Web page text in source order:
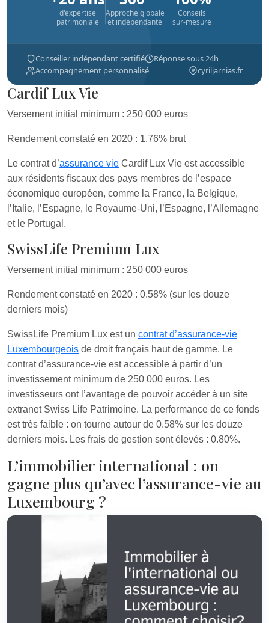
d'expertise
patrimoniale
Approche globale
et indépendante
Conseils
sur-mesure
Conseiller indépendant certifié
Réponse sous 24h
Accompagnement personnalisé
cyriljarnias.fr
Cardif Lux Vie
Versement initial minimum : 250 000 euros
Rendement constaté en 2020 : 1.76% brut
Le contrat d’assurance vie Cardif Lux Vie est accessible
aux résidents fiscaux des pays membres de l’espace
économique européen, comme la France, la Belgique,
l’Italie, l’Espagne, le Royaume-Uni, l’Espagne, l’Allemagne
et le Portugal.
SwissLife Premium Lux
Versement initial minimum : 250 000 euros
Rendement constaté en 2020 : 0.58% (sur les douze
derniers mois)
SwissLife Premium Lux est un contrat d’assurance-vie
Luxembourgeois de droit français haut de gamme. Le
contrat d’assurance-vie est accessible à partir d’un
investissement minimum de 250 000 euros. Les
investisseurs ont l’avantage de pouvoir accéder à un site
extranet Swiss Life Patrimoine. La performance de ce fonds
est très faible : on tourne autour de 0.58% sur les douze
derniers mois. Les frais de gestion sont élevés : 0.80%.
L’immobilier international : on
gagne plus qu’avec l’assurance-vie au
Luxembourg ?